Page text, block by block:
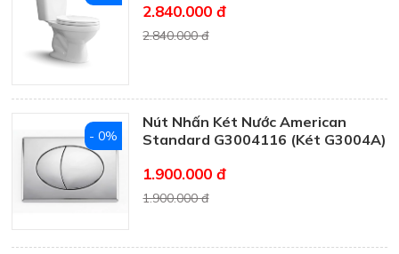
2.840.000 đ
2.840.000 đ
Nút Nhấn Két Nước American
Standard G3004116 (Két G3004A)
1.900.000 đ
1.900.000 đ
- 0%